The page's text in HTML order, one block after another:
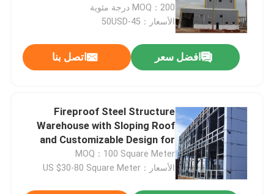
MOQ：200 درجة مئوية
الأسعار：45-50USD
افضل سعر اتصل بنا
Fireproof Steel Structure
Warehouse with Sloping Roof
and Customizable Design for
Industrial Storage
MOQ：100 Square Meter
الأسعار：US $30-80 Square Meter